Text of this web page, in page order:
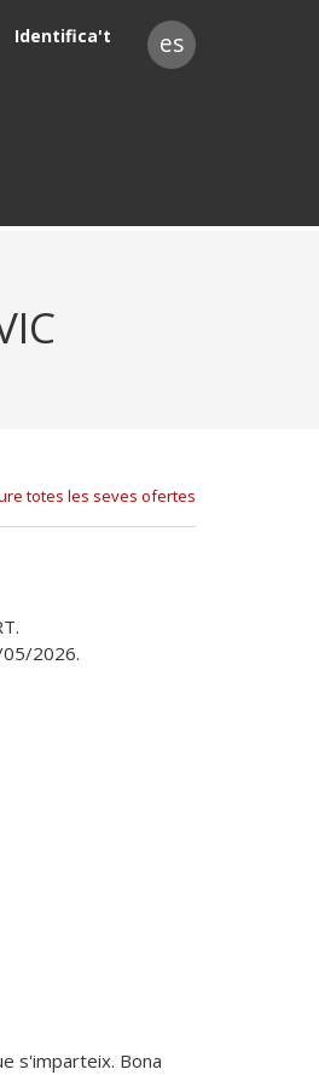
Identifica't es
totes les seves ofertes
2026.
s'imparteix. Bona